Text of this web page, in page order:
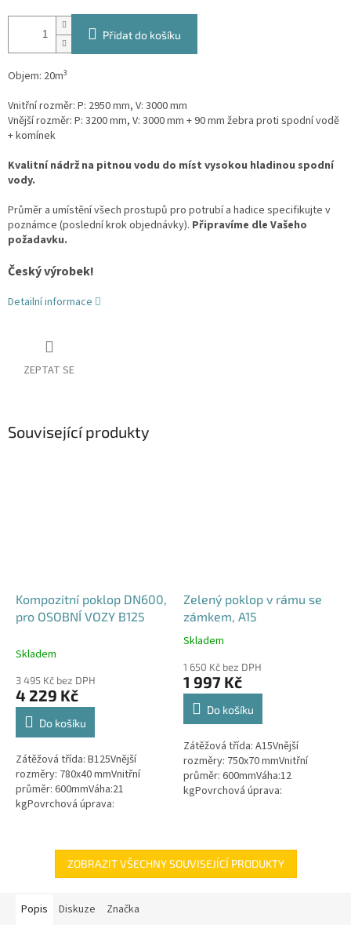
Přidat do košíku
Objem: 20m3
Vnitřní rozměr: P: 2950 mm, V: 3000 mm
Vnější rozměr: P: 3200 mm, V: 3000 mm + 90 mm žebra proti spodní vodě
+ komínek
Kvalitní nádrž na pitnou vodu do míst vysokou hladinou spodní
vody.
Průměr a umístění všech prostupů pro potrubí a hadice specifikujte v
poznámce (poslední krok objednávky). Připravíme dle Vašeho
požadavku.
Český výrobek!
Detailní informace
ZEPTAT SE
Související produkty
Kompozitní poklop DN600,
pro OSOBNÍ VOZY B125
Skladem
3 495 Kč bez DPH
4 229 Kč
Do košíku
Zátěžová třída: B125Vnější
rozměry: 780x40 mmVnitřní
průměr: 600mmVáha:21
kgPovrchová úprava:
Zelený poklop v rámu se
zámkem, A15
Průměrné
produktu
je
4,6
hvězdiček.
Skladem
1 650 Kč bez DPH
1 997 Kč
Do košíku
Zátěžová třída: A15Vnější
rozměry: 750x70 mmVnitřní
průměr: 600mmVáha:12
kgPovrchová úprava:
ZOBRAZIT VŠECHNY SOUVISEJÍCÍ PRODUKTY
Popis Diskuze Značka